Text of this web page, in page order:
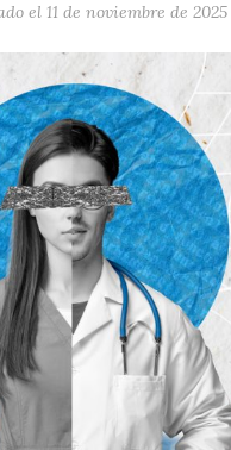
el 11 de noviembre de 2025